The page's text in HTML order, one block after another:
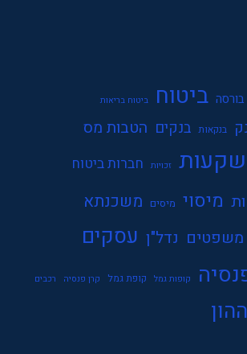
בורסה ביטוח ביטוח בריאות
בנקאות בנקים הטבות מס
זכויות חברות ביטוח
מיסוי מיסים משכנתא
משפטים נדל"ן עסקים
קופות גמל קופת גמל קרן פנסיה רכבים